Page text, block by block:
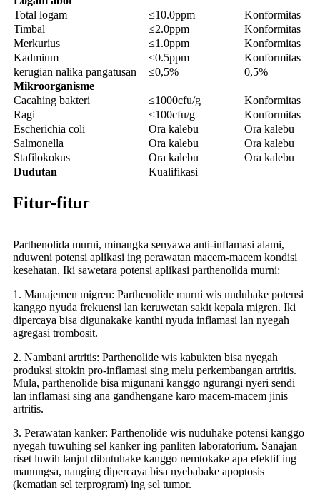
Total logam
≤10.0ppm
Konformitas
Timbal
≤2.0ppm
Konformitas
Merkurius
≤1.0ppm
Konformitas
Kadmium
≤0.5ppm
Konformitas
kerugian nalika pangatusan
≤0,5%
0,5%
Mikroorganisme
Cacahing bakteri
≤1000cfu/g
Konformitas
Ragi
≤100cfu/g
Konformitas
Escherichia coli
Ora kalebu
Ora kalebu
Salmonella
Ora kalebu
Ora kalebu
Stafilokokus
Ora kalebu
Ora kalebu
Dudutan
Kualifikasi
Fitur-fitur
Parthenolida murni, minangka senyawa anti-inflamasi alami,
nduweni potensi aplikasi ing perawatan macem-macem kondisi
kesehatan. Iki sawetara potensi aplikasi parthenolida murni:
1. Manajemen migren: Parthenolide murni wis nuduhake potensi
kanggo nyuda frekuensi lan keruwetan sakit kepala migren. Iki
dipercaya bisa digunakake kanthi nyuda inflamasi lan nyegah
agregasi trombosit.
2. Nambani artritis: Parthenolide wis kabukten bisa nyegah
produksi sitokin pro-inflamasi sing melu perkembangan artritis.
Mula, parthenolide bisa migunani kanggo ngurangi nyeri sendi
lan inflamasi sing ana gandhengane karo macem-macem jinis
artritis.
3. Perawatan kanker: Parthenolide wis nuduhake potensi kanggo
nyegah tuwuhing sel kanker ing panliten laboratorium. Sanajan
riset luwih lanjut dibutuhake kanggo nemtokake apa efektif ing
manungsa, nanging dipercaya bisa nyebabake apoptosis
(kematian sel terprogram) ing sel tumor.